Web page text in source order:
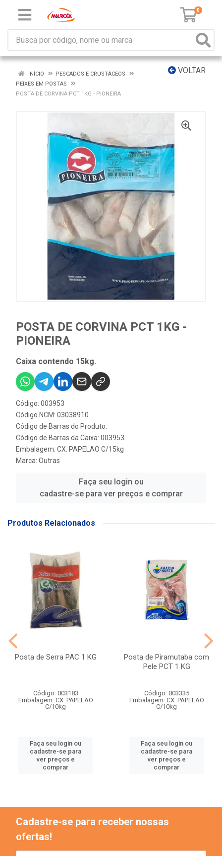
0
VOLTAR
INÍCIO
PESCADOS E CRUSTÁCEOS
PEIXES EM POSTAS
POSTA DE CORVINA PCT 1KG - PIONEIRA
POSTA DE CORVINA PCT 1KG -
PIONEIRA
Caixa contendo 15kg.
Código: 003953
Código NCM: 03038910
Código de Barras do Produto:
Código de Barras da Caixa: 003953
Embalagem: CX. PAPELAO C/15kg
Marca: Outras
Faça seu login ou
cadastre-se para ver preços e comprar
Produtos Relacionados
Posta de Serra PAC 1 KG
Código: 003183
Embalagem: CX. PAPELAO
C/10kg
Faça seu login ou
cadastre-se para
ver preços e
comprar
Posta de Piramutaba com
Pele PCT 1 KG
Código: 003335
Embalagem: CX. PAPELAO
C/10kg
Faça seu login ou
cadastre-se para
ver preços e
comprar
Cadastre-se para receber nossas
ofertas!